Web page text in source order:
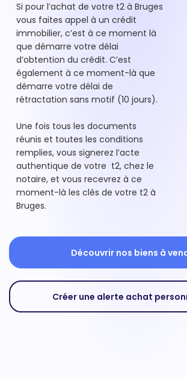
Si pour l’achat de votre t2 à Bruges
vous faites appel à un crédit
immobilier, c’est à ce moment là
que démarre votre délai
d’obtention du crédit. C’est
également à ce moment-là que
démarre votre délai de
rétractation sans motif (10 jours).
Une fois tous les documents
réunis et toutes les conditions
remplies, vous signerez l’acte
authentique de votre t2, chez le
notaire, et vous recevrez à ce
moment-là les clés de votre t2 à
Bruges.
Découvrir nos biens à
Créer une alerte achat